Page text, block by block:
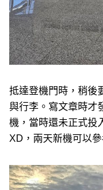
抵達登機門時，稍後
與行李。寫文章時才
機，當時還未正式投
XD，兩天新機可以